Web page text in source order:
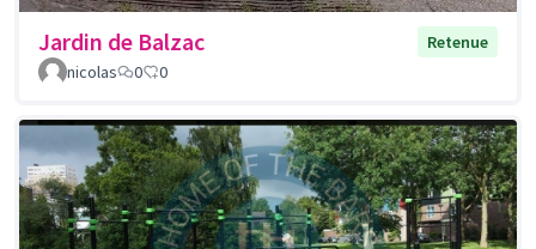
Jardin de Balzac
Retenue
nicolas
0 0